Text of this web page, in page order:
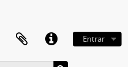
Entrar